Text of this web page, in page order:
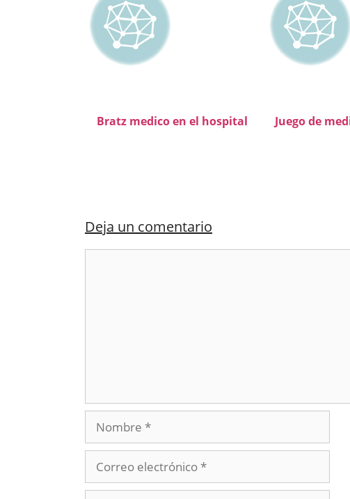
Bratz medico en el hospital Juego de
Deja un comentario
Nombre
electrónico